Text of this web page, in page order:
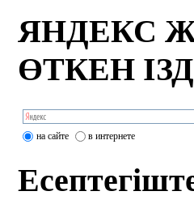
ЯНДЕКС
ӨТКЕН
на сайте в интернете